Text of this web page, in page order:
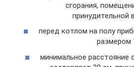
сгорания,
принудительной
перед котлом на полу
размером
минимальное расстояние